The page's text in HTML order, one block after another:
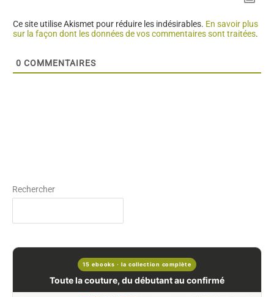
Ce site utilise Akismet pour réduire les indésirables. En savoir plus
sur la façon dont les données de vos commentaires sont traitées.
0 COMMENTAIRES
Rechercher
15 ebooks · la collection complète
Toute la couture, du débutant au confirmé